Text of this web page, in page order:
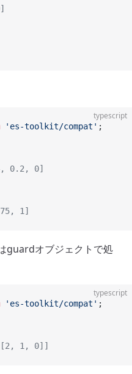
typescript
'es-toolkit/compat' ;
0.2, 0]
1]
guardオブジェクトで処
typescript
'es-toolkit/compat' ;
1, 0]]